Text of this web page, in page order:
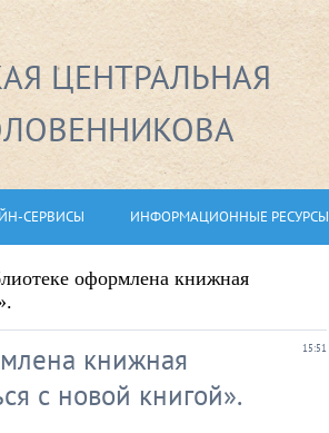
ЦЕНТРАЛЬНАЯ
СЕРВИСЫ ИНФОРМАЦИОННЫЕ РЕСУРСЫ
оформлена книжная
15:51
книжная
с новой книгой».